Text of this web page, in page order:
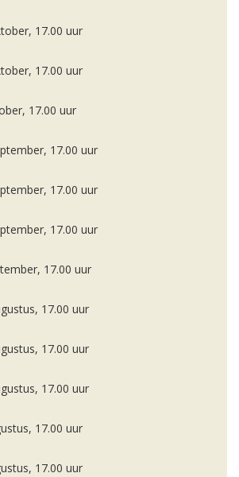
17.00 uur
17.00 uur
17.00 uur
17.00 uur
17.00 uur
17.00 uur
17.00 uur
17.00 uur
17.00 uur
17.00 uur
17.00 uur
17.00 uur